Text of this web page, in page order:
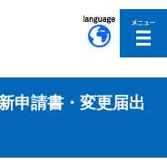
申請書・変更届出